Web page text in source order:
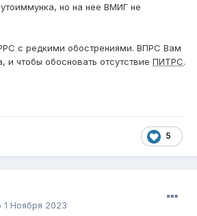
но на нее ВМИГ не
с редкими обострениями. ВПРС Вам
и чтобы обосновать отсутствие ПИТРС.
5
1 Ноября 2023